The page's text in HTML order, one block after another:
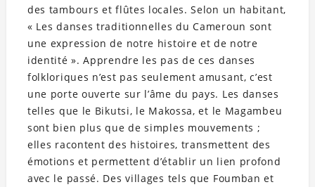
des tambours et flûtes locales. Selon un habitant,
« Les danses traditionnelles du Cameroun sont
une expression de notre histoire et de notre
identité ». Apprendre les pas de ces danses
folkloriques n’est pas seulement amusant, c’est
une porte ouverte sur l’âme du pays. Les danses
telles que le Bikutsi, le Makossa, et le Magambeu
sont bien plus que de simples mouvements ;
elles racontent des histoires, transmettent des
émotions et permettent d’établir un lien profond
avec le passé. Des villages tels que Foumban et